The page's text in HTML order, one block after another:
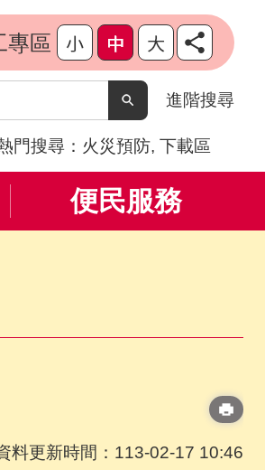
專區
搜
尋
進階搜尋
門搜尋： 火災預防 下載區
便民服務
料更新時間：113-02-17 10:46